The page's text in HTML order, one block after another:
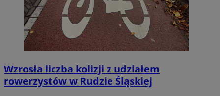
Wzrosła liczba kolizji z udziałem
rowerzystów w Rudzie Śląskiej